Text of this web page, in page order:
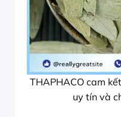
THAPHACO cam
uy tín và